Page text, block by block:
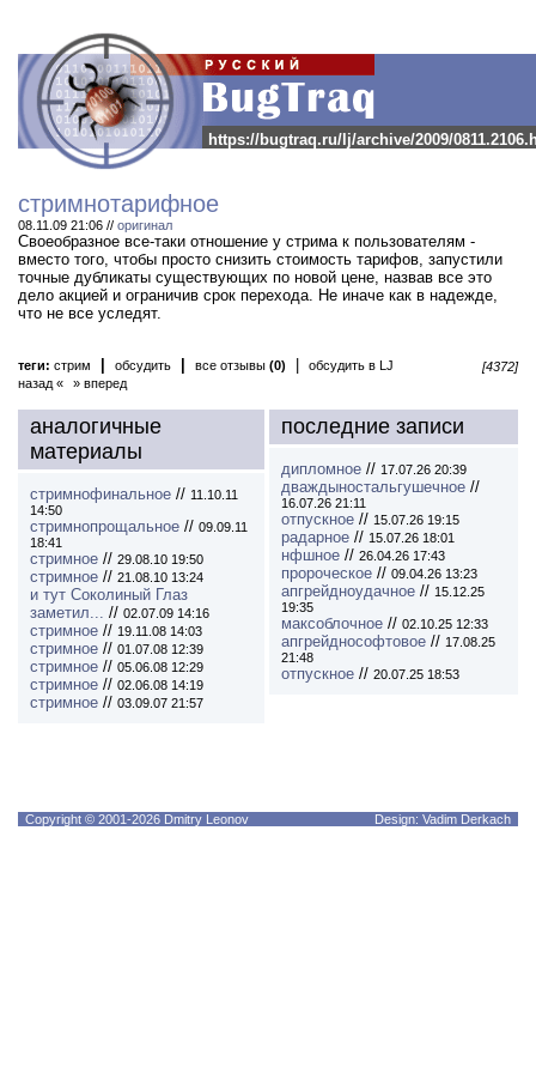
https://bugtraq.ru/lj/archive/2009/
стримнотарифное
08.11.09 21:06 // оригинал
Своеобразное все-таки отношение у стрима к пользователям -
вместо того, чтобы просто снизить стоимость тарифов, запустили
точные дубликаты существующих по новой цене, назвав все это
дело акцией и ограничив срок перехода. Не иначе как в надежде,
что не все уследят.
теги: стрим обсудить все отзывы (0) обсудить в LJ
[4372]
назад «
» вперед
аналогичные
материалы
стримнофинальное // 11.10.11
14:50
стримнопрощальное // 09.09.11
18:41
стримное // 29.08.10 19:50
стримное // 21.08.10 13:24
и тут Соколиный Глаз
заметил... // 02.07.09 14:16
стримное // 19.11.08 14:03
стримное // 01.07.08 12:39
стримное // 05.06.08 12:29
стримное // 02.06.08 14:19
стримное // 03.09.07 21:57
последние записи
дипломное // 17.07.26 20:39
дваждыностальгушечное //
16.07.26 21:11
отпускное // 15.07.26 19:15
радарное // 15.07.26 18:01
нфшное // 26.04.26 17:43
пророческое // 09.04.26 13:23
апгрейдноудачное // 15.12.25
19:35
максоблочное // 02.10.25 12:33
апгрейднософтовое // 17.08.25
21:48
отпускное // 20.07.25 18:53
Copyright © 2001-2026 Dmitry Leonov Design: Vadim Derkach